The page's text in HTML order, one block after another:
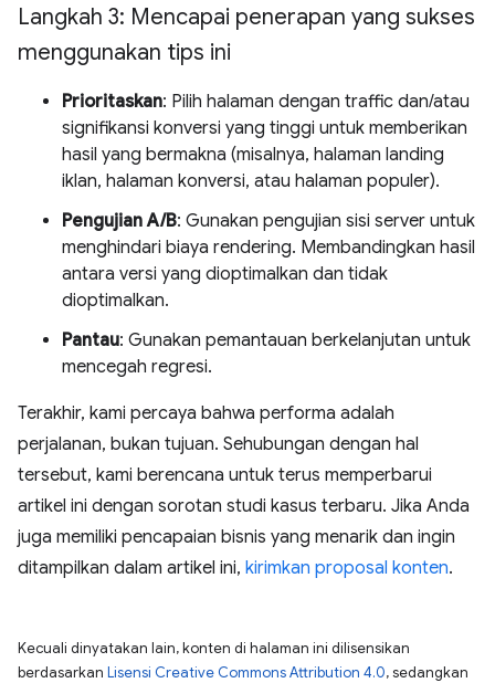
Langkah 3: Mencapai penerapan yang sukses
menggunakan tips ini
Prioritaskan: Pilih halaman dengan traffic dan/atau
signifikansi konversi yang tinggi untuk memberikan
hasil yang bermakna (misalnya, halaman landing
iklan, halaman konversi, atau halaman populer).
Pengujian A/B: Gunakan pengujian sisi server untuk
menghindari biaya rendering. Membandingkan hasil
antara versi yang dioptimalkan dan tidak
dioptimalkan.
Pantau: Gunakan pemantauan berkelanjutan untuk
mencegah regresi.
Terakhir, kami percaya bahwa performa adalah
perjalanan, bukan tujuan. Sehubungan dengan hal
tersebut, kami berencana untuk terus memperbarui
artikel ini dengan sorotan studi kasus terbaru. Jika Anda
juga memiliki pencapaian bisnis yang menarik dan ingin
ditampilkan dalam artikel ini, kirimkan proposal konten.
Kecuali dinyatakan lain, konten di halaman ini dilisensikan
berdasarkan Lisensi Creative Commons Attribution 4.0, sedangkan